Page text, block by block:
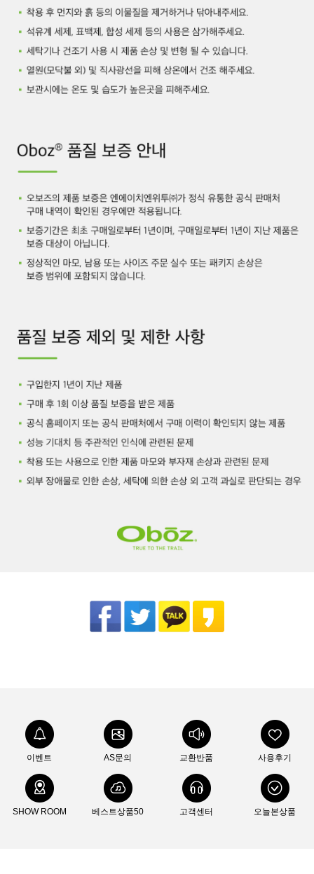
이벤트 AS문의 교환반품 사용후기
SHOW ROOM 베스트상품50 고객센터 오늘본상품